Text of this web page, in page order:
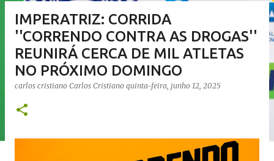
IMPERATRIZ: CORRIDA
''CORRENDO CONTRA AS DROGAS''
REUNIRÁ CERCA DE MIL ATLETAS
NO PRÓXIMO DOMINGO
carlos cristiano Carlos Cristiano quinta-feira, junho 12, 2025